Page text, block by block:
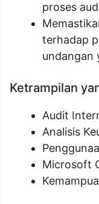
proses
terhadap
undangan
Ketrampilan
Audit
Analisis
Microsoft